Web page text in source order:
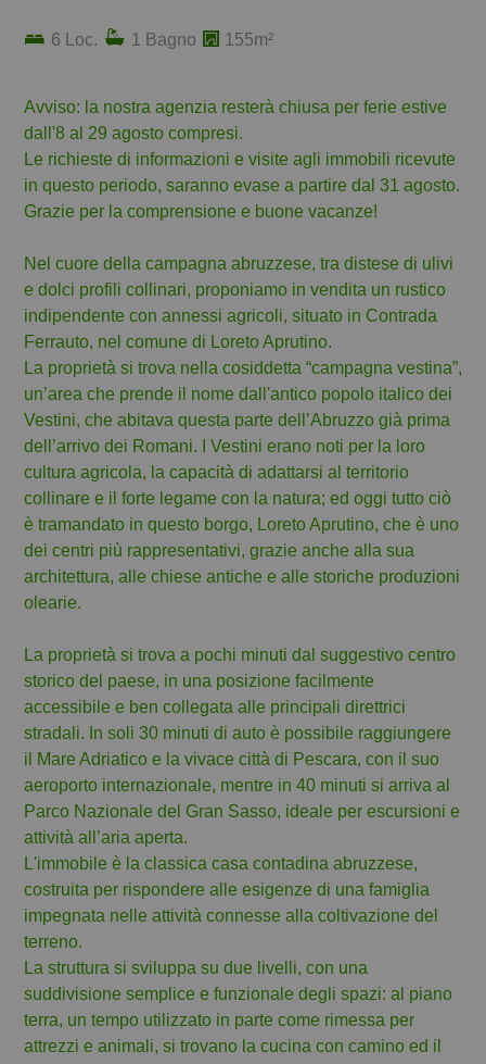
6 Loc. 1 Bagno 155m²
Avviso: la nostra agenzia resterà chiusa per ferie estive
dall'8 al 29 agosto compresi.
Le richieste di informazioni e visite agli immobili ricevute
in questo periodo, saranno evase a partire dal 31 agosto.
Grazie per la comprensione e buone vacanze!
Nel cuore della campagna abruzzese, tra distese di ulivi
e dolci profili collinari, proponiamo in vendita un rustico
indipendente con annessi agricoli, situato in Contrada
Ferrauto, nel comune di Loreto Aprutino.
La proprietà si trova nella cosiddetta “campagna vestina”,
un’area che prende il nome dall'antico popolo italico dei
Vestini, che abitava questa parte dell’Abruzzo già prima
dell’arrivo dei Romani. I Vestini erano noti per la loro
cultura agricola, la capacità di adattarsi al territorio
collinare e il forte legame con la natura; ed oggi tutto ciò
è tramandato in questo borgo, Loreto Aprutino, che è uno
dei centri più rappresentativi, grazie anche alla sua
architettura, alle chiese antiche e alle storiche produzioni
olearie.
La proprietà si trova a pochi minuti dal suggestivo centro
storico del paese, in una posizione facilmente
accessibile e ben collegata alle principali direttrici
stradali. In soli 30 minuti di auto è possibile raggiungere
il Mare Adriatico e la vivace città di Pescara, con il suo
aeroporto internazionale, mentre in 40 minuti si arriva al
Parco Nazionale del Gran Sasso, ideale per escursioni e
attività all’aria aperta.
L'immobile è la classica casa contadina abruzzese,
costruita per rispondere alle esigenze di una famiglia
impegnata nelle attività connesse alla coltivazione del
terreno.
La struttura si sviluppa su due livelli, con una
suddivisione semplice e funzionale degli spazi: al piano
terra, un tempo utilizzato in parte come rimessa per
attrezzi e animali, si trovano la cucina con camino ed il